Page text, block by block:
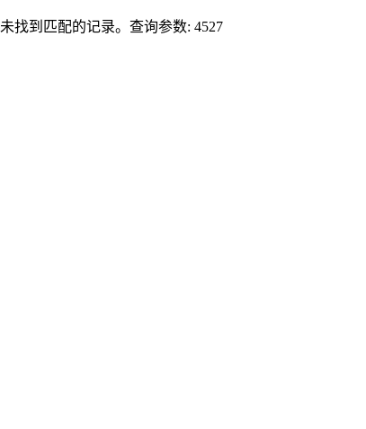
未找到匹配的记录。查询参数: 4527